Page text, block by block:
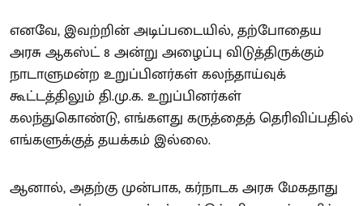
எனவே, இவற்றின் அடிப்படையில், தற்போதைய
அரசு ஆகஸ்ட் 8 அன்று அழைப்பு விடுத்திருக்கும்
நாடாளுமன்ற உறுப்பினர்கள் கலந்தாய்வுக்
கூட்டத்திலும் தி.மு.க. உறுப்பினர்கள்
கலந்துகொண்டு, எங்களது கருத்தைத் தெரிவிப்பதில்
எங்களுக்குத் தயக்கம் இல்லை.
ஆனால், அதற்கு முன்பாக, கர்நாடக அரசு மேகதாது